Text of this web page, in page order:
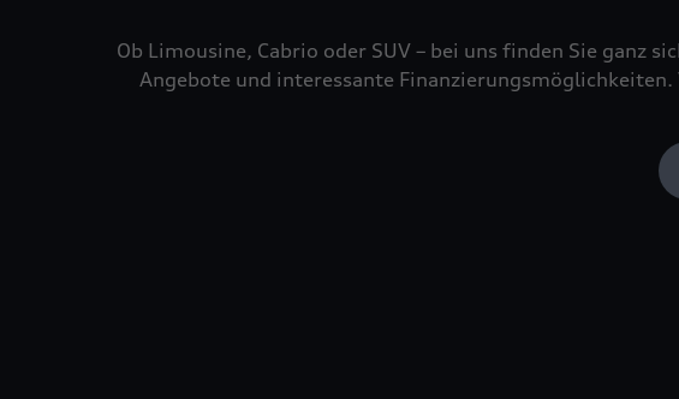
Ob Limousine, Cabrio oder SUV – bei uns finden Sie ganz
Angebote und interessante